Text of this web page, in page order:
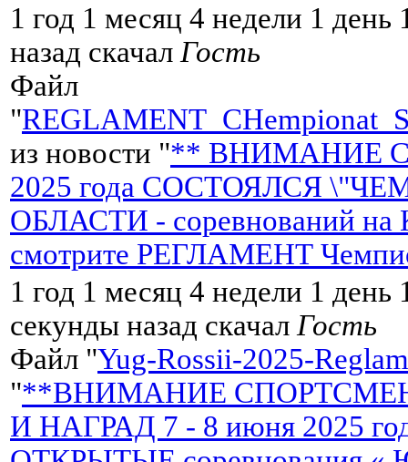
1 год 1 месяц 4 недели 1
назад скачал Гость
Файл
"
из новости "** ВНИМАНИЕ
2025 года СОСТОЯЛСЯ
ОБЛАСТИ - соревнований
смотрите РЕГЛАМЕНТ
1 год 1 месяц 4 недели 1
секунды назад скачал Гость
Файл "Yug-Rossii-2025-
"**ВНИМАНИЕ
И НАГРАД 7 - 8 июня 2025